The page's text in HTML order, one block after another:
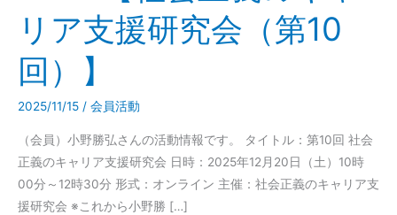
リア支援研究会（第10
回）】
2025/11/15 / 会員活動
（会員）小野勝弘さんの活動情報です。 タイトル：第10回 社会
正義のキャリア支援研究会 日時：2025年12月20日（土）10時
00分～12時30分 形式：オンライン 主催：社会正義のキャリア支
援研究会 ※これから小野勝 […]
ャ
ア
研
究
会
（第